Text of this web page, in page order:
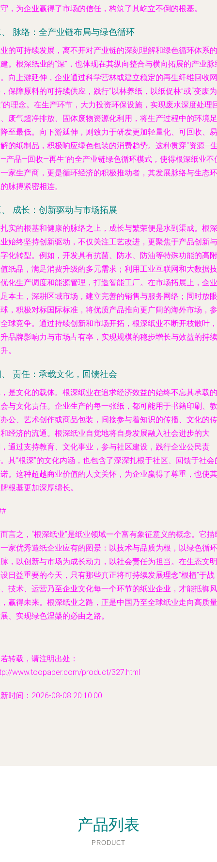
，为企业赢得了市场的信任，构筑了其屹立不倒的根基。
脉络：全产业链布局与绿色循环
的可持续发展，离不开对产业链的深刻理解和绿色循环体系的
。根深纸业的“深”，也体现在其纵向整合与横向拓展的产业脉
向上游延伸，企业通过科学营林或建立稳定的再生纤维回收网
保障原料的可持续供应，践行“以林养纸，以纸促林”或“变废为
的理念。在生产环节，大力投资环保设施，实现废水深度处理
废气超净排放、固体废物资源化利用，将生产过程中的环境足
至最低。向下游延伸，则致力于研发更加轻量化、可回收、易
的纸制品，积极响应绿色包装的消费趋势。这种贯穿“资源—
产品—回收—再生”的全产业链绿色循环模式，使得根深纸业不
家生产商，更是循环经济的积极推动者，其发展脉络与生态环
脉搏紧密相连。
成长：创新驱动与市场拓展
实的根基和健康的脉络之上，成长与繁荣便是水到渠成。根深
始终坚持创新驱动，不仅关注工艺改进，更聚焦于产品创新与
化转型。例如，开发具有抗菌、防水、防油等特殊功能的高附
纸品，满足消费升级的多元需求；利用工业互联网和大数据技
化生产调度和能源管理，打造智能工厂。在市场拓展上，企业
本土，深耕区域市场，建立完善的销售与服务网络；同时放眼
，积极对标国际标准，将优质产品推向更广阔的海外市场，参
球竞争。通过持续创新和市场开拓，根深纸业不断开枝散叶，
品牌影响力与市场占有率，实现规模的稳步增长与效益的持续
。
责任：承载文化，回馈社会
是文化的载体。根深纸业在追求经济效益的始终不忘其承载的
与文化责任。企业生产的每一张纸，都可能用于书籍印刷、教
公、艺术创作或商品包装，间接参与着知识的传播、文化的传
经济的流通。根深纸业自觉地将自身发展融入社会进步的大
通过支持教育、文化事业，参与社区建设，践行企业公民责
其“根深”的文化内涵，也包含了深深扎根于社区、回馈于社会
。这种超越商业价值的人文关怀，为企业赢得了尊重，也使其
根基更加深厚绵长。
言之，“根深纸业”是纸业领域一个富有象征意义的概念。它描
家优秀造纸企业应有的图景：以技术与品质为根，以绿色循环
，以创新与市场为成长动力，以社会责任为担当。在生态文明
日益重要的今天，只有那些真正将可持续发展理念“根植”于战
技术、运营乃至企业文化每一个环节的纸业企业，才能抵御风
赢得未来。根深纸业之路，正是中国乃至全球纸业走向高质量
、实现绿色涅槃的必由之路。
转载，请注明出处：
www.toopaper.com/product/327.html
时间：2026-08-08 20:10:00
产品列表
PRODUCT